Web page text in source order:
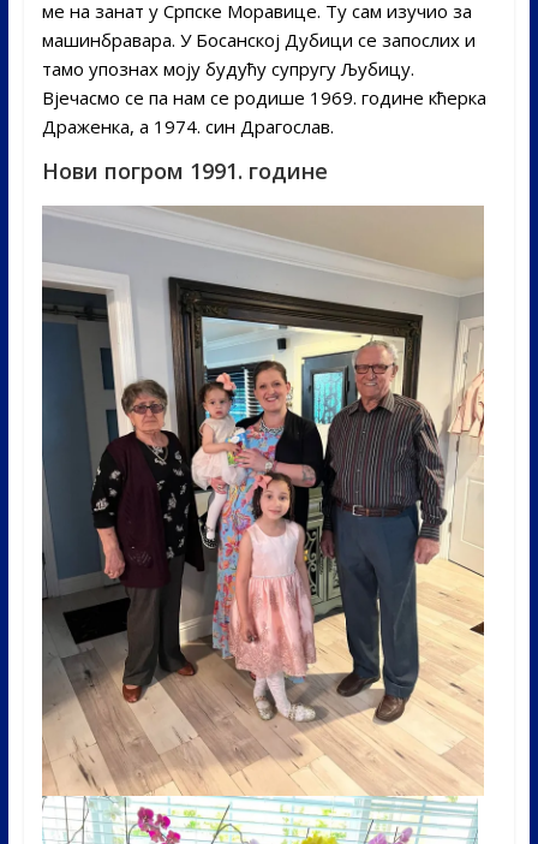
ме на занат у Српске Моравице. Ту сам изучио за
машинбравара. У Босанској Дубици се запослих и
тамо упознах моју будућу супругу Љубицу.
Вјечасмо се па нам се родише 1969. године кћерка
Драженка, а 1974. син Драгослав.
Нови погром 1991. године